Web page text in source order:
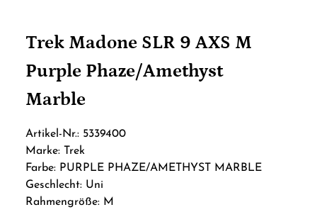
Trek Madone SLR 9 AXS M
Purple Phaze/Amethyst
Marble
Artikel-Nr.: 5339400
Marke: Trek
Farbe: PURPLE PHAZE/AMETHYST MARBLE
Geschlecht: Uni
Rahmengröße: M